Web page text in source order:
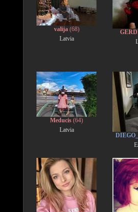
valija(68)
Latvia
Meducis (64)
Latvia